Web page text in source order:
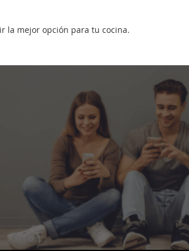
la mejor opción para tu cocina.